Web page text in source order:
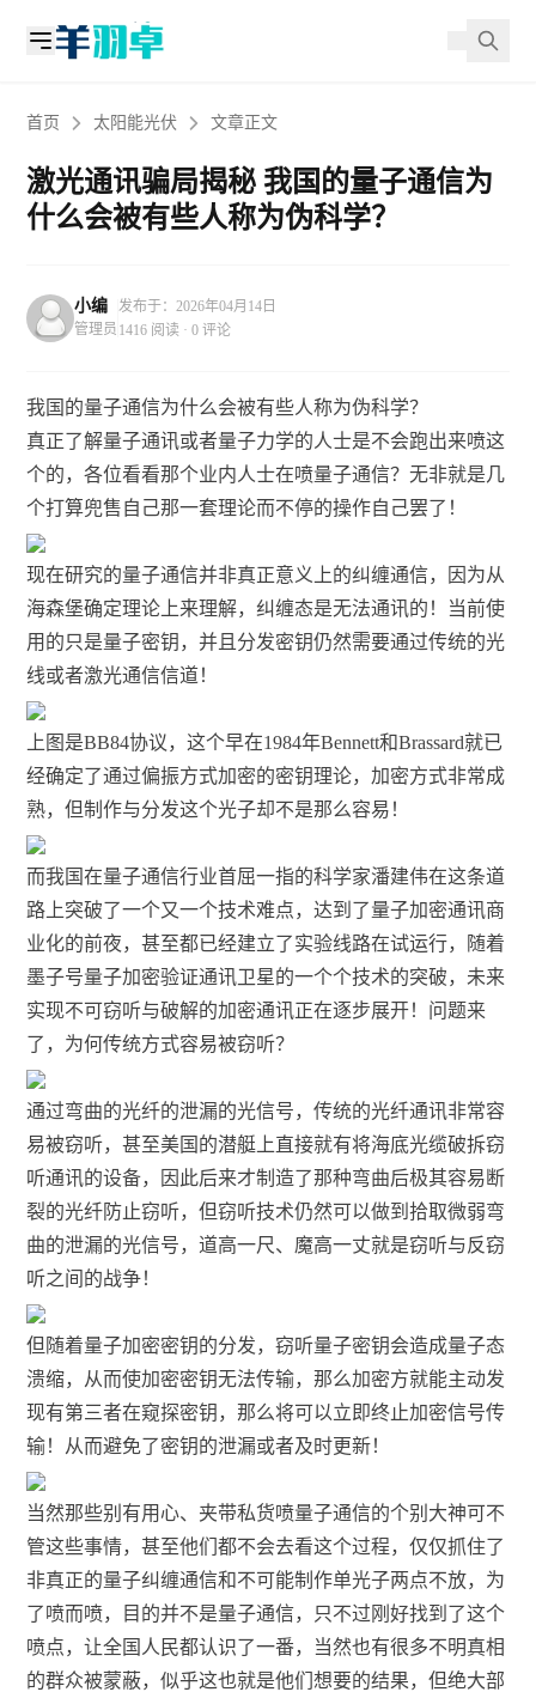
首页 太阳能光伏 文章正文
激光通讯骗局揭秘 我国的量子通信为
什么会被有些人称为伪科学？
小编
管理员
发布于：2026年04月14日
1416 阅读 · 0 评论
我国的量子通信为什么会被有些人称为伪科学？
真正了解量子通讯或者量子力学的人士是不会跑出来喷这
个的，各位看看那个业内人士在喷量子通信？无非就是几
个打算兜售自己那一套理论而不停的操作自己罢了！
现在研究的量子通信并非真正意义上的纠缠通信，因为从
海森堡确定理论上来理解，纠缠态是无法通讯的！当前使
用的只是量子密钥，并且分发密钥仍然需要通过传统的光
线或者激光通信信道！
上图是BB84协议，这个早在1984年Bennett和Brassard就已
经确定了通过偏振方式加密的密钥理论，加密方式非常成
熟，但制作与分发这个光子却不是那么容易！
而我国在量子通信行业首屈一指的科学家潘建伟在这条道
路上突破了一个又一个技术难点，达到了量子加密通讯商
业化的前夜，甚至都已经建立了实验线路在试运行，随着
墨子号量子加密验证通讯卫星的一个个技术的突破，未来
实现不可窃听与破解的加密通讯正在逐步展开！问题来
了，为何传统方式容易被窃听？
通过弯曲的光纤的泄漏的光信号，传统的光纤通讯非常容
易被窃听，甚至美国的潜艇上直接就有将海底光缆破拆窃
听通讯的设备，因此后来才制造了那种弯曲后极其容易断
裂的光纤防止窃听，但窃听技术仍然可以做到拾取微弱弯
曲的泄漏的光信号，道高一尺、魔高一丈就是窃听与反窃
听之间的战争！
但随着量子加密密钥的分发，窃听量子密钥会造成量子态
溃缩，从而使加密密钥无法传输，那么加密方就能主动发
现有第三者在窥探密钥，那么将可以立即终止加密信号传
输！从而避免了密钥的泄漏或者及时更新！
当然那些别有用心、夹带私货喷量子通信的个别大神可不
管这些事情，甚至他们都不会去看这个过程，仅仅抓住了
非真正的量子纠缠通信和不可能制作单光子两点不放，为
了喷而喷，目的并不是量子通信，只不过刚好找到了这个
喷点，让全国人民都认识了一番，当然也有很多不明真相
的群众被蒙蔽，似乎这也就是他们想要的结果，但绝大部